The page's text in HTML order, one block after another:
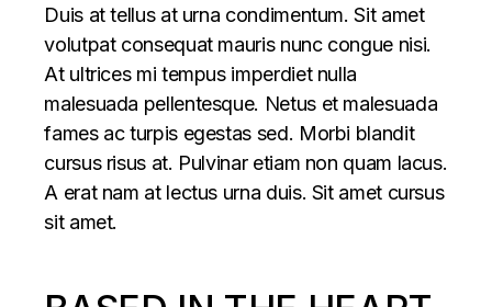
Duis at tellus at urna condimentum. Sit amet
volutpat consequat mauris nunc congue nisi.
At ultrices mi tempus imperdiet nulla
malesuada pellentesque. Netus et malesuada
fames ac turpis egestas sed. Morbi blandit
cursus risus at. Pulvinar etiam non quam lacus.
A erat nam at lectus urna duis. Sit amet cursus
sit amet.